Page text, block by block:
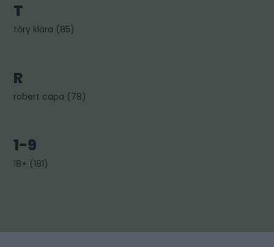
T
tőry klára (85)
R
robert capa (78)
1-9
18+ (181)